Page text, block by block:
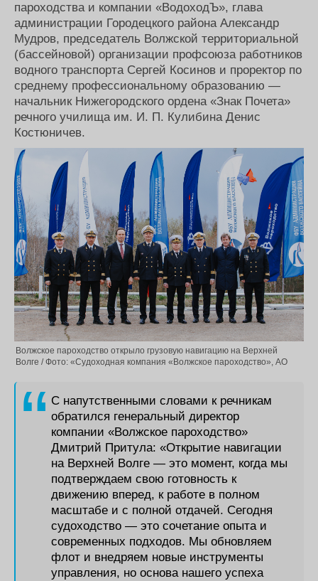
пароходства и компании «ВодоходЪ», глава
администрации Городецкого района Александр
Мудров, председатель Волжской территориальной
(бассейновой) организации профсоюза работников
водного транспорта Сергей Косинов и проректор по
среднему профессиональному образованию —
начальник Нижегородского ордена «Знак Почета»
речного училища им. И. П. Кулибина Денис
Костюничев.
Волжское пароходство открыло грузовую навигацию на Верхней
Волге / Фото: «Судоходная компания «Волжское пароходство», АО
С напутственными словами к речникам
обратился генеральный директор
компании «Волжское пароходство»
Дмитрий Притула: «Открытие навигации
на Верхней Волге — это момент, когда мы
подтверждаем свою готовность к
движению вперед, к работе в полном
масштабе и с полной отдачей. Сегодня
судоходство — это сочетание опыта и
современных подходов. Мы обновляем
флот и внедряем новые инструменты
управления, но основа нашего успеха